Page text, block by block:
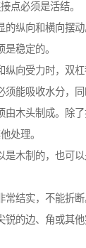
点必须是活结。
的纵向和横向摆动
稳定的。
纵向受力时，双杠
须能吸收水分，同
由木头制成。除
处理。
是木制的，也可
常结实，不能折断
锐的边、角或其